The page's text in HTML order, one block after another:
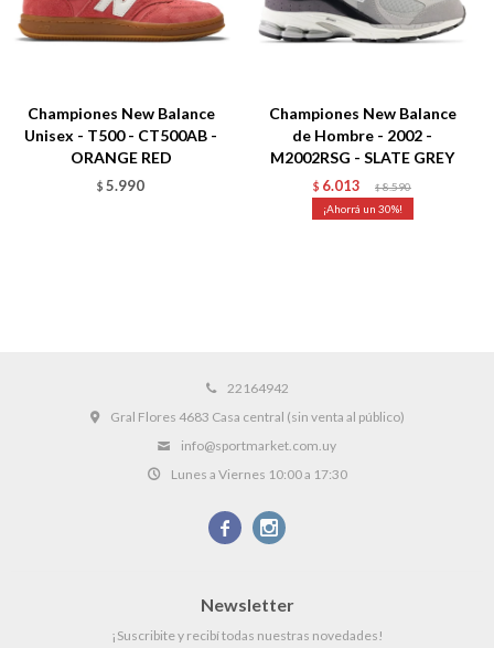
Championes New Balance
Unisex - T500 - CT500AB -
ORANGE RED
$ 5.990
Championes New Balance
de Hombre - 2002 -
M2002RSG - SLATE GREY
$ 6.013 $ 8.590
30
22164942
Gral Flores 4683 Casa central (sin venta al público)
info@sportmarket.com.uy
Lunes a Viernes 10:00 a 17:30
 
Newsletter
¡Suscribite y recibí todas nuestras novedades!